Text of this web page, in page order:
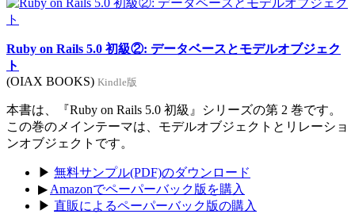
Ruby on Rails 5.0 初級②: データベースとモデルオブジェク
ト
(OIAX BOOKS) Kindle版
本書は、『Ruby on Rails 5.0 初級』シリーズの第 2 巻です。
この巻のメインテーマは、モデルオブジェクトとリレーショ
ンオブジェクトです。
▶ 無料サンプル(PDF)のダウンロード
▶ Amazonでペーパーバック版を購入
▶ 直販によるペーパーバック版の購入